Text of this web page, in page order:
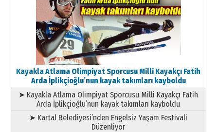
Kayakla Atlama Olimpiyat Sporcusu Milli Kayakçı Fatih
Arda İplikçioğlu’nun kayak takımları kayboldu
➤ Kayakla Atlama Olimpiyat Sporcusu Milli Kayakçı Fatih
Arda İplikçioğlu’nun kayak takımları kayboldu
➤ Kartal Belediyesi’nden Engelsiz Yaşam Festivali
Düzenliyor